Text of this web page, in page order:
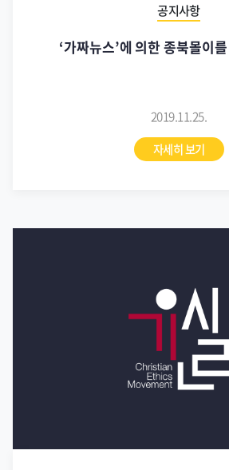
공지사항
‘가짜뉴스’에 의한 종북몰이
2019.11.25.
자세히 보기